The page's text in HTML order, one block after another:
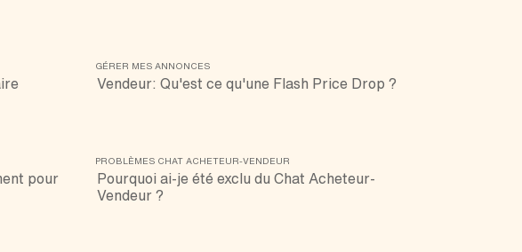
pour
GÉRER MES ANNONCES
Vendeur: Qu'est ce qu'une Flash Price Drop ?
PROBLÈMES CHAT ACHETEUR-VENDEUR
Pourquoi ai-je été exclu du Chat Acheteur-
Vendeur ?